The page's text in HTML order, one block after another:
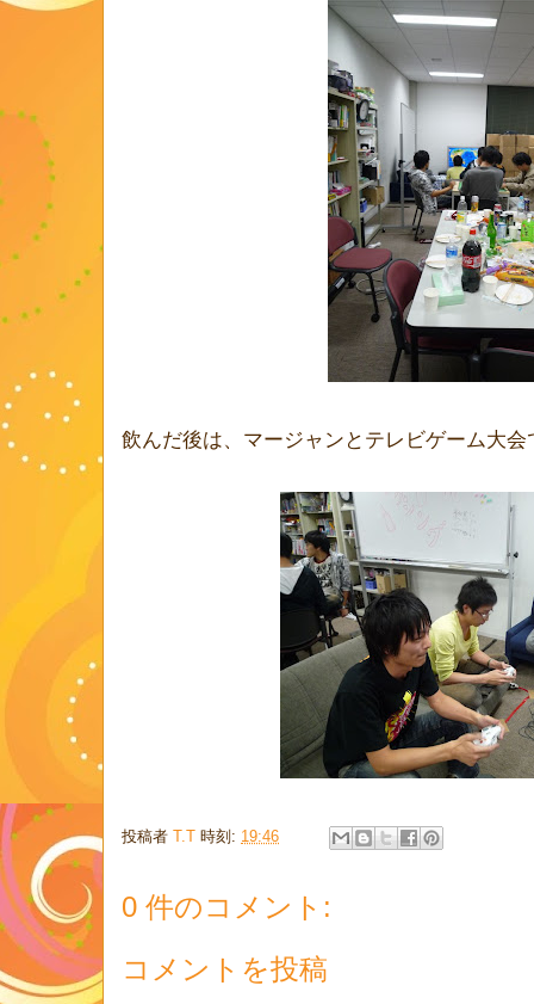
飲んだ後は、マージャンとテレビゲーム大会
投稿者 T.T 時刻: 19:46
0 件のコメント:
コメントを投稿